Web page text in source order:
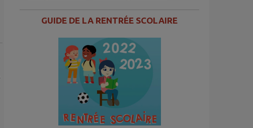
GUIDE DE LA RENTRÉE SCOLAIRE